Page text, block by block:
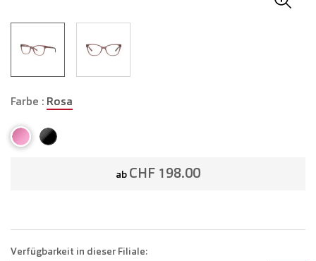
Farbe : Rosa
ab CHF 198.00
Verfügbarkeit in dieser Filiale: